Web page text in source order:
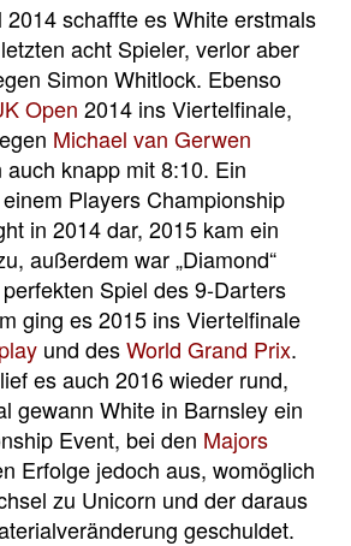
schaffte es White erstmals
acht Spieler, verlor aber
Simon Whitlock. Ebenso
Open 2014 ins Viertelfinale,
Michael van Gerwen
knapp mit 8:10. Ein
Players Championship
in 2014 dar, 2015 kam ein
außerdem war „Diamond“
Spiel des 9-Darters
ging es 2015 ins Viertelfinale
und desWorld Grand Prix.
es auch 2016 wieder rund,
gewann White in Barnsley ein
Event, bei den Majors
Erfolge jedoch aus, womöglich
zu Unicorn und der daraus
geschuldet.